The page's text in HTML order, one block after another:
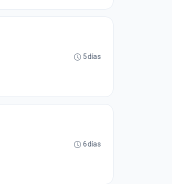
5días
6días